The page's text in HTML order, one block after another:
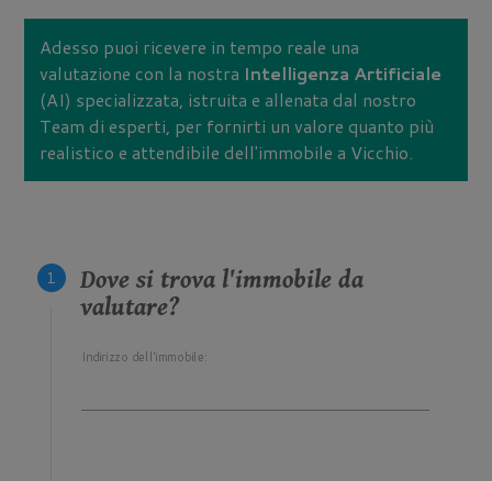
Adesso puoi ricevere in tempo reale una
valutazione con la nostra Intelligenza Artificiale
(AI) specializzata, istruita e allenata dal nostro
Team di esperti, per fornirti un valore quanto più
realistico e attendibile dell'immobile a Vicchio.
Dove si trova l'immobile da
valutare?
Indirizzo dell'immobile: